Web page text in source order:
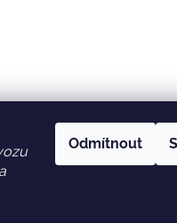
Odmítnout
slevy